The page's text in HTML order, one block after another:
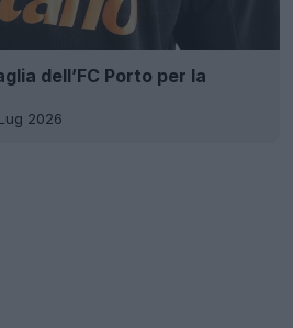
dell’FC Porto per la
2026